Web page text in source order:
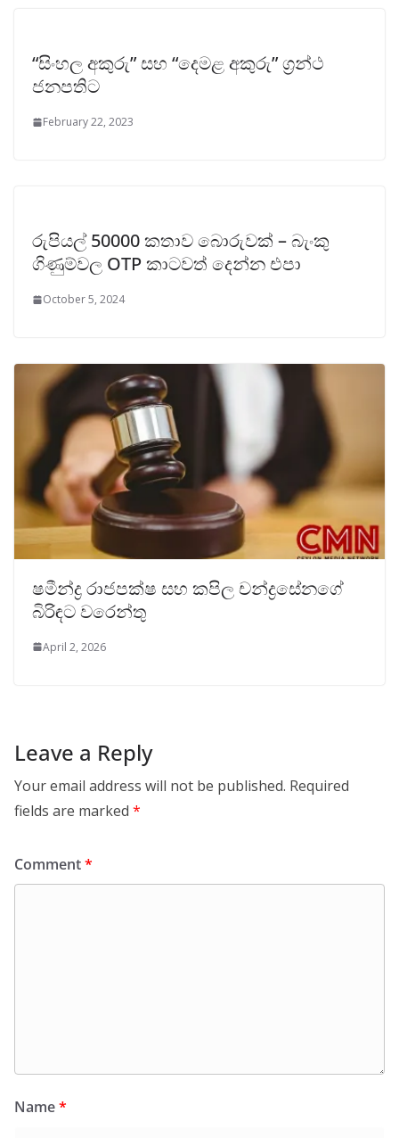
“සිංහල අකුරු” සහ “දෙමළ අකුරු” ග්‍රන්ථ
ජනපතිට
February 22, 2023
රුපියල් 50000 කතාව බොරුවක් – බැංකු
ගිණුම්වල OTP කාටවත් දෙන්න එපා
October 5, 2024
ෂමීන්ද්‍ර රාජපක්ෂ සහ කපිල චන්ද්‍රසේනගේ
බිරිඳට වරෙන්තු
April 2, 2026
Leave a Reply
Your email address will not be published. Required
fields are marked *
Comment*
Name*